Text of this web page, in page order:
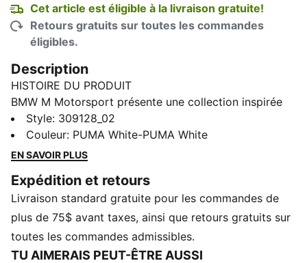
Cet article est éligible à la livraison gratuite!
Retours gratuits sur toutes les commandes
éligibles.
Description
HISTOIRE DU PRODUIT
BMW M Motorsport présente une collection inspirée
de son héritage dans le domaine des courses
automobiles et réinventée pour le quotidien. Conçues
avec des lignes dynamiques et des détails
la piste à votre quotidien : confortables, polyvalentes
et fidèles à l’esprit du sport automobile. De la rue aux
loisirs, vivez chaque instant en mouvement.
CARACTÉRISTIQUES ET AVANTAGES
La partie supérieure de la chaussure est composée
Style: 309128_02
Couleur: PUMA White-PUMA White
EN SAVOIR PLUS
Expédition et retours
Livraison standard gratuite pour les commandes de
plus de 75$ avant taxes, ainsi que retours gratuits sur
toutes les commandes admissibles.
TU AIMERAIS PEUT-ÊTRE AUSSI